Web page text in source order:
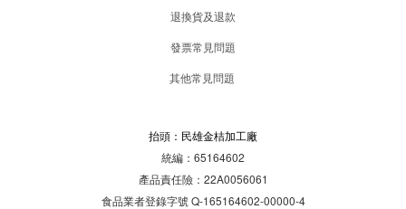
退換貨及退款
發票常見問題
其他常見問題
抬頭：民雄金桔加工廠
統編：65164602
產品責任險：22A0056061
食品業者登錄字號 Q-165164602-00000-4